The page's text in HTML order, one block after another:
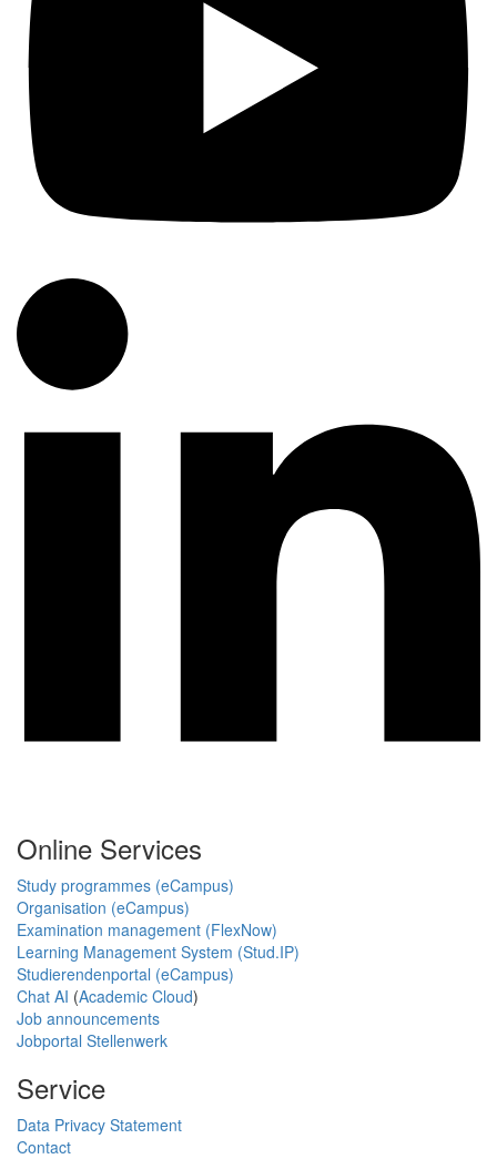
Online Services
Study programmes (eCampus)
Organisation (eCampus)
Examination management (FlexNow)
Learning Management System (Stud.IP)
Studierendenportal (eCampus)
Chat AI (Academic Cloud)
Job announcements
Jobportal Stellenwerk
Service
Data Privacy Statement
Contact